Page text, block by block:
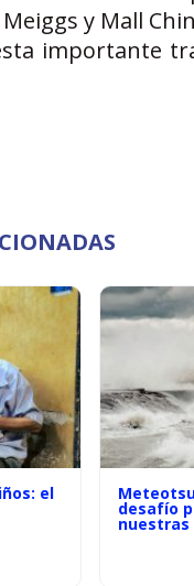
y Mall
importante
el
desafío
nuestras